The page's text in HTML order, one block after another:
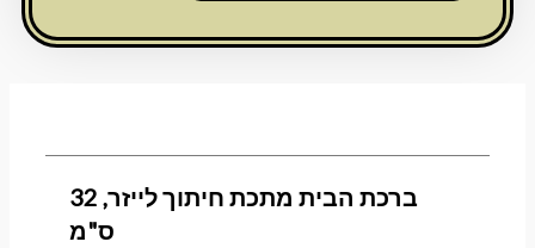
לייזר,
ברכת הבית מתכת חיתוך לייזר, 32
ס"מ